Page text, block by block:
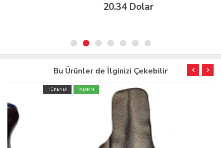
20.34 Dolar
Bu Ürünler de İlginizi Çekebilir
İNDİRİM